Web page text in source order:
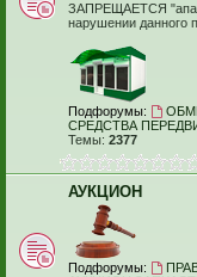
ЗАПРЕЩАЕТСЯ
нарушении данного
Подфорумы:
СРЕДСТВА
Темы: 2377
АУКЦИОН
Подфорумы: